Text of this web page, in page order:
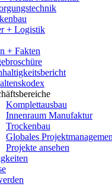
+ Logistik
+ Fakten
Komplettausbau
Innenraum Manufaktur
Trockenbau
Globales
Projekte ansehen